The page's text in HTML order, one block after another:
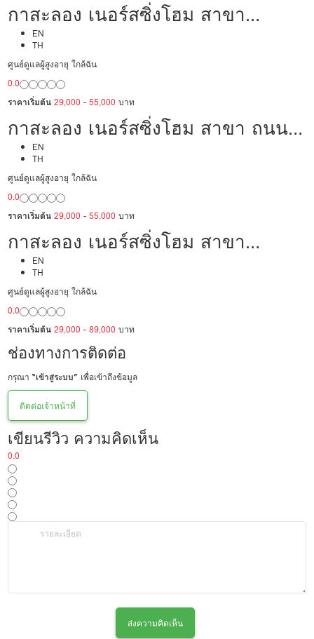
กาสะลอง เนอร์สซิ่งโฮม สาขา
สาธุประดิษฐ์
EN
TH
ศูนย์ดูแลผู้สูงอายุ ใกล้ฉัน
0.0
ราคาเริ่มต้น 29,000 -55,000 บาท
กาสะลอง เนอร์สซิ่งโฮม สาขา ถนน
นราธิวาสราชนครินทร์ ซอย 10
EN
TH
ศูนย์ดูแลผู้สูงอายุ ใกล้ฉัน
0.0
ราคาเริ่มต้น 29,000 -55,000 บาท
กาสะลอง เนอร์สซิ่งโฮม สาขา
นครปฐม
EN
TH
ศูนย์ดูแลผู้สูงอายุ ใกล้ฉัน
0.0
ราคาเริ่มต้น 29,000 -89,000 บาท
ช่องทางการติดต่อ
กรุณา“เข้าสู่ระบบ” เพื่อเข้าถึงข้อมูล
ติดต่อเจ้าหน้าที่
เขียนรีวิว ความคิดเห็น
0.0
ส่งความคิดเห็น